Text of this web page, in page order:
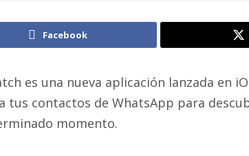
Facebook
es una nueva aplicación lanzada en
tus contactos de WhatsApp para
momento.